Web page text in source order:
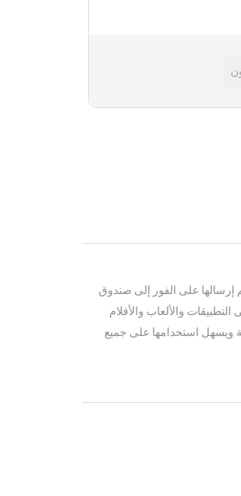
إرسالها على الفور إلى صندوق
والألعاب والأفلام
ويسهل استخدامها على جميع